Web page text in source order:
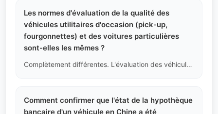
Les normes d'évaluation de la qualité des
véhicules utilitaires d'occasion (pick-up,
fourgonnettes) et des voitures particulières
sont-elles les mêmes ?
Complètement différentes. L'évaluation des véhicules utilitaires se concentre sur : l'usure/déformation sévère de l'intérieur de la caisse, la déformation du châssis due à une surcharge, la fatigue des ressorts à lames et l'état des émissions du moteur diesel. Les petites rayures sur l'extérieur ont un poids très faible dans l'évaluation des véhicules utilitaires.
Comment confirmer que l'état de la hypothèque
bancaire d'un véhicule en Chine a été